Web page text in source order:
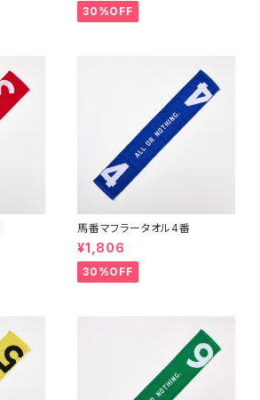
30%OFF
馬番マフラータオル4番
¥1,806
30%OFF